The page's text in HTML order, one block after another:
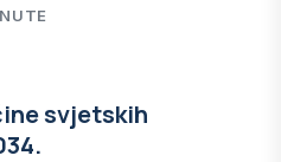
svjetskih